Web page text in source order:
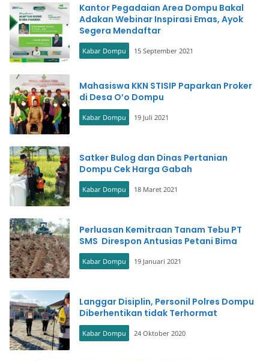
Kantor Pegadaian Area Dompu Bakal
Adakan Webinar Inspirasi Emas, Ayok
Segera Mendaftar
Kabar Dompu 15 September 2021
Mahasiswa KKN STISIP Paparkan Proker
di Desa O’o Dompu
Kabar Dompu 19 Juli 2021
Satker Bulog dan Dinas Pertanian
Dompu Cek Harga Gabah
Kabar Dompu 18 Maret 2021
Perluasan Kemitraan Tanam Tebu PT
SMS Direspon Antusias Petani Bima
Kabar Dompu 19 Januari 2021
Langgar Disiplin, Personil Polres Dompu
Diberhentikan tidak Terhormat
Kabar Dompu 24 Oktober 2020